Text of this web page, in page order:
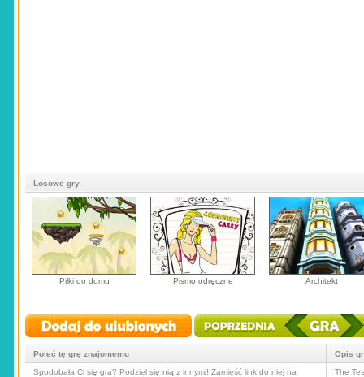
Losowe gry
Piłki do domu Pismo odręczne Architekt
Poleć tę grę znajomemu
Spodobała Ci się gra? Podziel się nią z innymi! Zamieść link do niej na
Opis
The